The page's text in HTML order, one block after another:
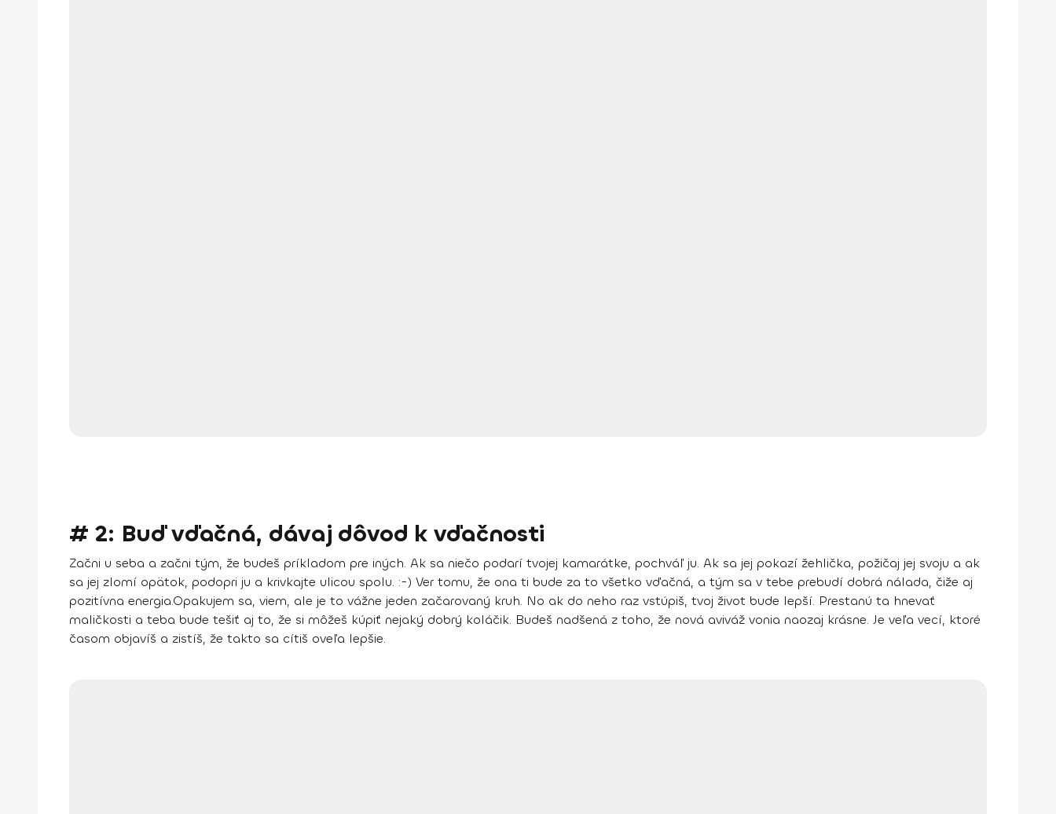
# 2: Buď vďačná, dávaj dôvod k vďačnosti
Začni u seba a začni tým, že budeš príkladom pre iných. Ak sa niečo podarí tvojej kamarátke, pochváľ ju. Ak sa jej pokazí žehlička, požičaj jej svoju a ak
sa jej zlomí opätok, podopri ju a krivkajte ulicou spolu. :-) Ver tomu, že ona ti bude za to všetko vďačná, a tým sa v tebe prebudí dobrá nálada, čiže aj
pozitívna energia.Opakujem sa, viem, ale je to vážne jeden začarovaný kruh. No ak do neho raz vstúpiš, tvoj život bude lepší. Prestanú ta hnevať
maličkosti a teba bude tešiť aj to, že si môžeš kúpiť nejaký dobrý koláčik. Budeš nadšená z toho, že nová aviváž vonia naozaj krásne. Je veľa vecí, ktoré
časom objavíš a zistíš, že takto sa cítiš oveľa lepšie.